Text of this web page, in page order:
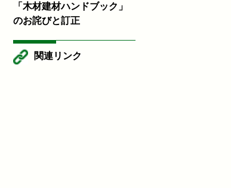
「木材建材ハンドブック」
のお詫びと訂正
関連リンク